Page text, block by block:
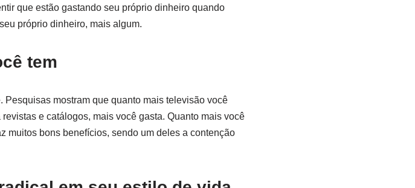
que estão gastando seu próprio dinheiro quando
próprio dinheiro, mais algum.
tem
mostram que quanto mais televisão você
e catálogos, mais você gasta. Quanto mais você
muitos bons benefícios, sendo um deles a contenção